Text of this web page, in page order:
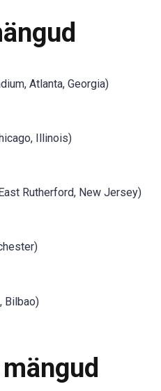
Atlanta, Georgia)
Illinois)
Rutherford, New Jersey)
Bilbao)